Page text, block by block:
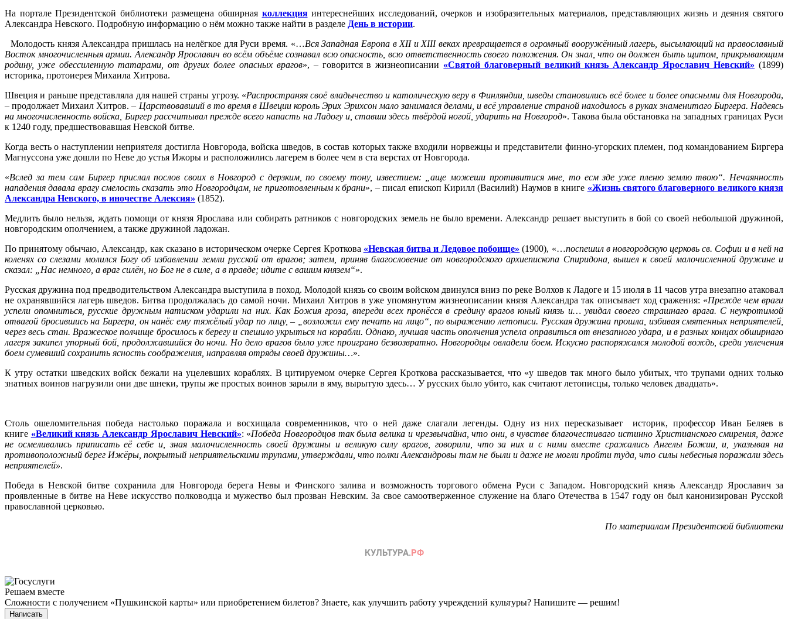
На портале Президентской библиотеки размещена обширная коллекцияинтереснейших исследований, очерков и изобразительных материалов, представляющих жизнь и деяния святого
Александра Невского. Подробную информацию о нём можно также найти в разделе День в истории.
Молодость князя Александра пришлась на нелёгкое для Руси время. «…Вся Западная Европа в XII и XIII веках превращается в огромный вооружённый лагерь, высылающий на православный
Восток многочисленныя армии. Александр Ярославич во всём объёме сознавал всю опасность, всю ответственность своего положения. Он знал, что он должен быть щитом, прикрывающим
родину, уже обессиленную татарами, от других более опасных врагов», – говорится в жизнеописании «Святой благоверный великий князь Александр Ярославич Невский» (1899)
историка, протоиерея Михаила Хитрова.
Швеция и раньше представляла для нашей страны угрозу. «Распространяя своё владычество и католическую веру в Финляндии, шведы становились всё более и более опасными для Новгорода,
– продолжает Михаил Хитров. – Царствовавший в то время в Швеции король Эрих Эрихсон мало занимался делами, и всё управление страной находилось в руках знаменитаго Биргера. Надеясь
на многочисленность войска, Биргер рассчитывал прежде всего напасть на Ладогу и, ставши здесь твёрдой ногой, ударить на Новгород». Такова была обстановка на западных границах Руси
к 1240 году, предшествовавшая Невской битве.
Когда весть о наступлении неприятеля достигла Новгорода, войска шведов, в состав которых также входили норвежцы и представители финно-угорских племен, под командованием Биргера
Магнуссона уже дошли по Неве до устья Ижоры и расположились лагерем в более чем в ста верстах от Новгорода.
«Вслед за тем сам Биргер прислал послов своих в Новгород с дерзким, по своему тону, известием: „аще можеши противитися мне, то есм зде уже пленю землю твою“. Нечаянность
нападения давала врагу смелость сказать это Новгородцам, не приготовленным к брани», – писал епископ Кирилл (Василий) Наумов в книге «Жизнь святого благоверного великого князя
Александра Невского, в иночестве Алексия» (1852).
Медлить было нельзя, ждать помощи от князя Ярослава или собирать ратников с новгородских земель не было времени. Александр решает выступить в бой со своей небольшой дружиной,
новгородским ополчением, а также дружиной ладожан.
По принятому обычаю, Александр, как сказано в историческом очерке Сергея Кроткова «Невская битва и Ледовое побоище» (1900), «…поспешил в новгородскую церковь св. Софии и в ней на
коленях со слезами молился Богу об избавлении земли русской от врагов; затем, приняв благословение от новгородского архиепископа Спиридона, вышел к своей малочисленной дружине и
сказал: „Нас немного, а враг силён, но Бог не в силе, а в правде; идите с вашим князем“».
Русская дружина под предводительством Александра выступила в поход. Молодой князь со своим войском двинулся вниз по реке Волхов к Ладоге и 15 июля в 11 часов утра внезапно атаковал
не охранявшийся лагерь шведов. Битва продолжалась до самой ночи. Михаил Хитров в уже упомянутом жизнеописании князя Александра так описывает ход сражения: «Прежде чем враги
успели опомниться, русские дружным натиском ударили на них. Как Божия гроза, впереди всех пронёсся в средину врагов юный князь и… увидал своего страшнаго врага. С неукротимой
отвагой бросившись на Биргера, он нанёс ему тяжёлый удар по лицу, – „возложил ему печать на лицо“, по выражению летописи. Русская дружина прошла, избивая смятенных неприятелей,
через весь стан. Вражеское полчище бросилось к берегу и спешило укрыться на корабли. Однако, лучшая часть ополчения успела оправиться от внезапного удара, и в разных концах обширнаго
лагеря закипел упорный бой, продолжавшийся до ночи. Но дело врагов было уже проиграно безвозвратно. Новгородцы овладели боем. Искусно распоряжался молодой вождь, среди увлечения
боем сумевший сохранить ясность соображения, направляя отряды своей дружины…».
К утру остатки шведских войск бежали на уцелевших кораблях. В цитируемом очерке Сергея Кроткова рассказывается, что «у шведов так много было убитых, что трупами одних только
знатных воинов нагрузили они две шнеки, трупы же простых воинов зарыли в яму, вырытую здесь… У русских было убито, как считают летописцы, только человек двадцать».
Столь ошеломительная победа настолько поражала и восхищала современников, что о ней даже слагали легенды. Одну из них пересказывает историк, профессор Иван Беляев в
книге «Великий князь Александр Ярославич Невский»: «Победа Новгородцов так была велика и чрезвычайна, что они, в чувстве благочестиваго истинно Христианского смирения, даже
не осмеливались приписать её себе и, зная малочисленность своей дружины и великую силу врагов, говорили, что за них и с ними вместе сражались Ангелы Божии, и, указывая на
противоположный берег Ижёры, покрытый неприятельскими трупами, утверждали, что полки Александровы там не были и даже не могли пройти туда, что силы небесныя поражали здесь
неприятелей».
Победа в Невской битве сохранила для Новгорода берега Невы и Финского залива и возможность торгового обмена Руси с Западом. Новгородский князь Александр Ярославич за
проявленные в битве на Неве искусство полководца и мужество был прозван Невским. За свое самоотверженное служение на благо Отечества в 1547 году он был канонизирован Русской
православной церковью.
По материалам Президентской библиотеки
Решаем вместе
Сложности с получением «Пушкинской карты» или приобретением билетов? Знаете, как улучшить работу учреждений культуры? Напишите — решим!
Написать